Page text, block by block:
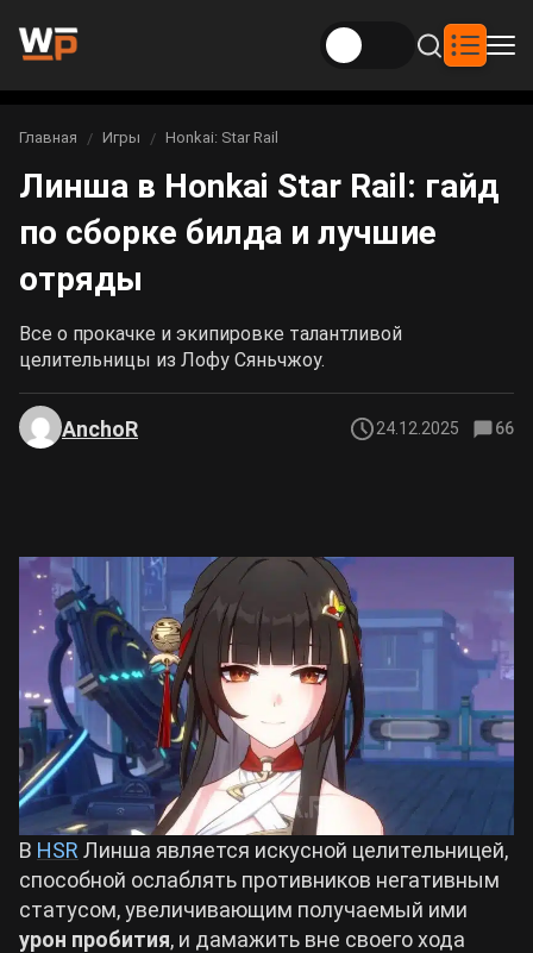
Новости
Новости Genshin Impact
Новости Honkai: Star Rail
Новости Zenless Zone Zero
Игры
Genshin Impact
Gothic 1 Remake
Crimson Desert
Zenless Zone Zero
Kingdom Come: Deliverance 2
Path of Exile 2
Билды
Билды Genshin Impact
Билды Honkai: Star Rail
Билды Zenless Zone Zero
Билды Arknights: Endfield
Билды Wuthering Waves
Билды Cyberpunk 2077
Билды Path of Exile 2
Интересное
Рейтинги
Аниме
Вы здесь:
Главная Игры Honkai: Star Rail
Линша в Honkai Star Rail: гайд
по сборке билда и лучшие
отряды
Все о прокачке и экипировке талантливой
целительницы из Лофу Сяньчжоу.
AnchoR 24.12.2025 66
В HSR Линша является искусной целительницей,
способной ослаблять противников негативным
статусом, увеличивающим получаемый ими
урон пробития, и дамажить вне своего хода